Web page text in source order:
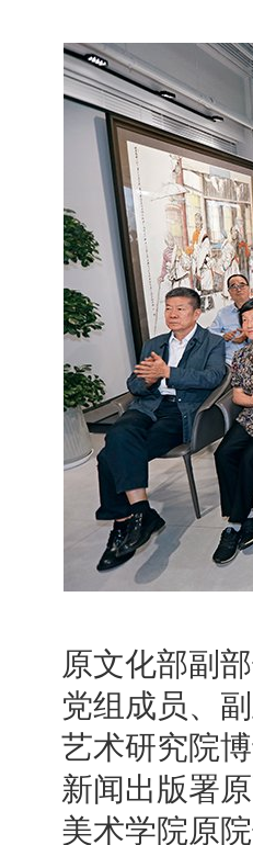
原文化部副
党组成员、
艺术研究院
新闻出版署
美术学院原